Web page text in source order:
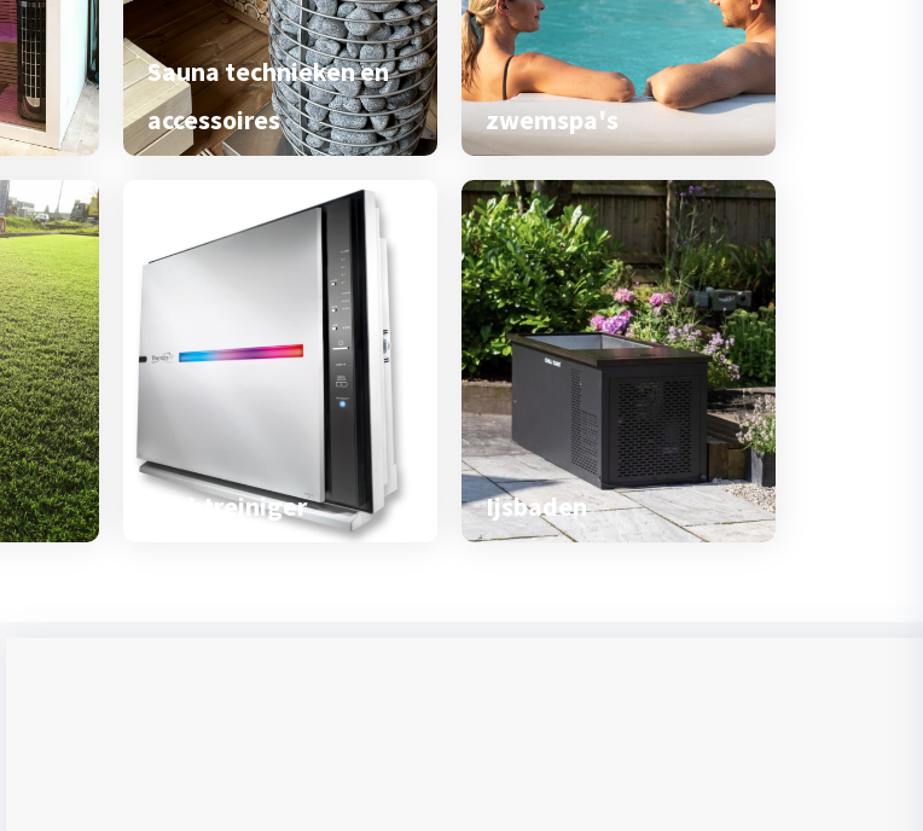
Sauna technieken en
accessoires
zwemspa's
Luchtreiniger Ijsbaden